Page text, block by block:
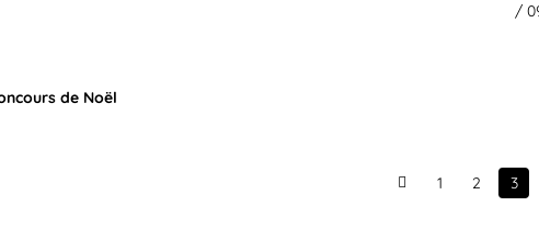
de Noël
/
Prev 1 2 3